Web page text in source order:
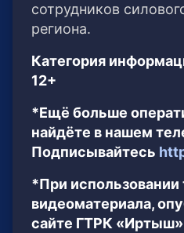
сотрудников
региона.
Категория
12+
*Ещё больше
найдёте в нашем
Подписывайтесь
*При использовании
видеоматериала,
сайте ГТРК